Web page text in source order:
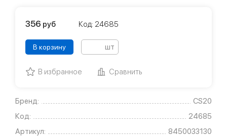
Бренд:
CS20
Код:
24685
Артикул:
8450033130
356 руб Код: 24685
В корзину шт
В избранное Сравнить